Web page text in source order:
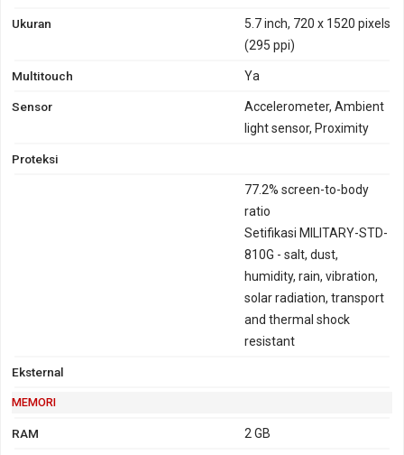
Ukuran
5.7 inch, 720 x 1520 pixels
(295 ppi)
Multitouch Ya
Sensor
Accelerometer, Ambient
light sensor, Proximity
Proteksi
77.2% screen-to-body
ratio
Setifikasi MILITARY-STD-
810G - salt, dust,
humidity, rain, vibration,
solar radiation, transport
and thermal shock
resistant
Eksternal
MEMORI
RAM 2 GB